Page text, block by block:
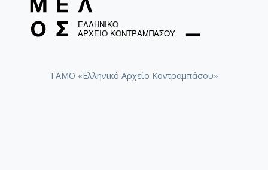
ΤΑΜΟ «Ελληνικό Αρχείο Κοντραμπάσου»